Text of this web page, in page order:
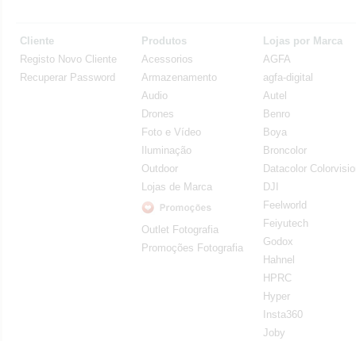
Cliente
Registo Novo Cliente
Recuperar Password
Produtos
Acessorios
Armazenamento
Audio
Drones
Foto e Vídeo
Iluminação
Outdoor
Lojas de Marca
Outlet Fotografia
Promoções Fotografia
Lojas por Marca
AGFA
agfa-digital
Autel
Benro
Boya
Broncolor
Datacolor
DJI
Feelworld
Feiyutech
Godox
Hahnel
HPRC
Hyper
Insta360
Joby